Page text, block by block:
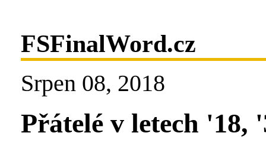
FSFinalWord.cz
Srpen 08, 2018
Přátelé v letech '18,